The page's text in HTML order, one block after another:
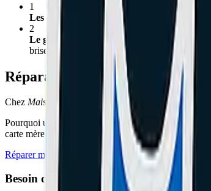
1
Les chutes drastiques de pourcentage :
2
Le gonflement (TRÈS DANGEREUX) :
Si
briser l'écran par la pression. Éteignez-le et
Réparation express à Cannes
Chez Maison du Geek , le remplacement de la
Pourquoi utiliser des pièces officielles ? C'est la
carte mère avec un composant bas de gamme.
Réparer mon Samsung
Besoin d'un expert à Cannes ou Le